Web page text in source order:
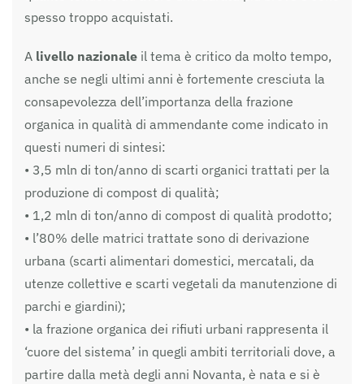
spesso troppo acquistati.
A livello nazionale il tema è critico da molto tempo,
anche se negli ultimi anni è fortemente cresciuta la
consapevolezza dell’importanza della frazione
organica in qualità di ammendante come indicato in
questi numeri di sintesi:
• 3,5 mln di ton/anno di scarti organici trattati per la
produzione di compost di qualità;
• 1,2 mln di ton/anno di compost di qualità prodotto;
• l’80% delle matrici trattate sono di derivazione
urbana (scarti alimentari domestici, mercatali, da
utenze collettive e scarti vegetali da manutenzione di
parchi e giardini);
• la frazione organica dei rifiuti urbani rappresenta il
‘cuore del sistema’ in quegli ambiti territoriali dove, a
partire dalla metà degli anni Novanta, è nata e si è